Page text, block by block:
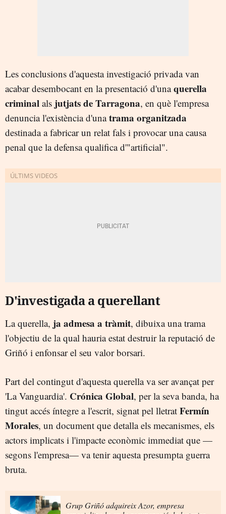
Les conclusions d'aquesta investigació privada van
acabar desembocant en la presentació d'unaquerella
criminal als jutjats de Tarragona, en què l'empresa
denuncia l'existència d'unatrama organitzada
destinada a fabricar un relat fals i provocar una causa
penal que la defensa qualifica d'"artificial".
D'investigada a querellant
La querella, ja admesa a tràmit, dibuixa una trama
l'objectiu de la qual hauria estat destruir la reputació de
Griñó i enfonsar el seu valor borsari.
Part del contingut d'aquesta querella va ser avançat per
'La Vanguardia'. Crónica Global, per la seva banda, ha
tingut accés íntegre a l'escrit, signat pel lletrat Fermín
Morales, un document que detalla els mecanismes, els
actors implicats i l'impacte econòmic immediat que —
segons l'empresa— va tenir aquesta presumpta guerra
bruta.
Grup Griñó adquireix Azor, empresa